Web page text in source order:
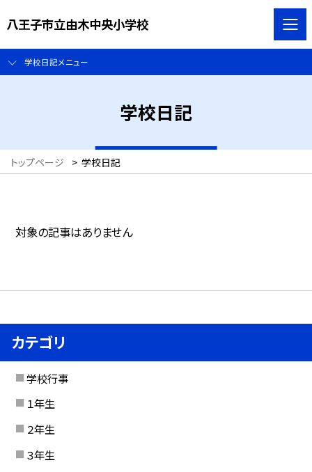
八王子市立由木中央小学校
学校日記メニュー
学校日記
トップページ > 学校日記
対象の記事はありません
カテゴリ
学校行事
１年生
２年生
３年生